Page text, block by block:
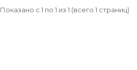
Показано с 1 по 1 из 1 (всего 1 страниц)